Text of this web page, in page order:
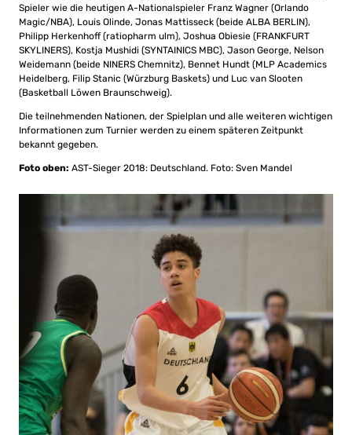
Spieler wie die heutigen A-Nationalspieler Franz Wagner (Orlando
Magic/NBA), Louis Olinde, Jonas Mattisseck (beide ALBA BERLIN),
Philipp Herkenhoff (ratiopharm ulm), Joshua Obiesie (FRANKFURT
SKYLINERS), Kostja Mushidi (SYNTAINICS MBC), Jason George, Nelson
Weidemann (beide NINERS Chemnitz), Bennet Hundt (MLP Academics
Heidelberg, Filip Stanic (Würzburg Baskets) und Luc van Slooten
(Basketball Löwen Braunschweig).
Die teilnehmenden Nationen, der Spielplan und alle weiteren wichtigen
Informationen zum Turnier werden zu einem späteren Zeitpunkt
bekannt gegeben.
Foto oben: AST-Sieger 2018: Deutschland. Foto: Sven Mandel